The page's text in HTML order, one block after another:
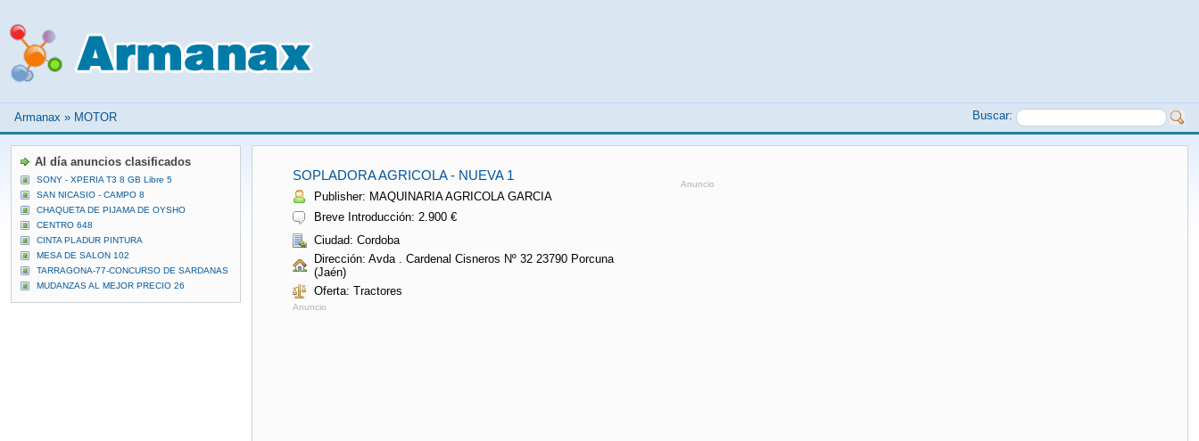
Armanax » MOTOR Buscar:
SOPLADORA AGRICOLA - NUEVA 1
Publisher: MAQUINARIA AGRICOLA GARCIA
Breve Introducción: 2.900 €
Ciudad: Cordoba
Dirección: Avda . Cardenal Cisneros Nº 32 23790 Porcuna
(Jaén)
Oferta: Tractores
Anuncio
Anuncio
Al día anuncios clasificados
SONY - XPERIA T3 8 GB Libre 5
SAN NICASIO - CAMPO 8
CHAQUETA DE PIJAMA DE OYSHO
CENTRO 648
CINTA PLADUR PINTURA
MESA DE SALON 102
TARRAGONA-77-CONCURSO DE SARDANAS
MUDANZAS AL MEJOR PRECIO 26